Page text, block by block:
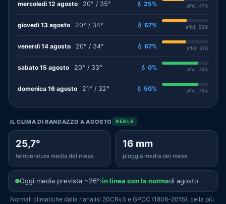
mercoledì 12 agosto 20° / 35° 💧 25% affid. 47%
giovedì 13 agosto 20° / 34° 💧 67% affid. 53%
venerdì 14 agosto 20° / 34° 💧 67% affid. 51%
sabato 15 agosto 20° / 33° 💧 0% affid. 78%
domenica 16 agosto 21° / 32° 💧 50% affid. 78%
IL CLIMA DI RANDAZZO A AGOSTO REALE
25,7°
temperatura media del mese
16 mm
pioggia media del mese
Oggi media prevista ~26°:in linea con la normadi agosto
Normali climatiche dalla rianalisi 20CRv3 e GPCC (1806–2015), cella più